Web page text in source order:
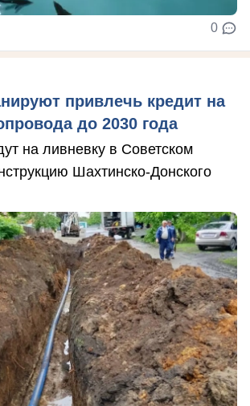
0
привлечь кредит на
до 2030 года
на ливневку в Советском
Шахтинско-Донского